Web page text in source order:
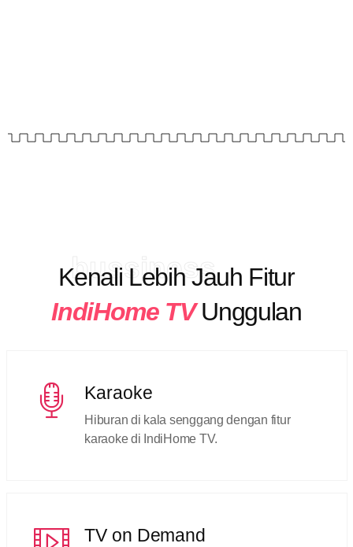
bussiness
Kenali Lebih Jauh Fitur
IndiHome TVUnggulan
Karaoke
Hiburan di kala senggang dengan fitur
karaoke di IndiHome TV.
TV on Demand